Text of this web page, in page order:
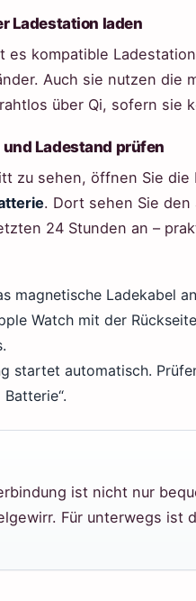
Ladestation laden
es kompatible
Auch sie nutzen die
über Qi, sofern sie
Ladestand prüfen
zu sehen, öffnen Sie
. Dort sehen Sie
24 Stunden an –
magnetische Ladekabel
Watch mit der
startet automatisch.
ist nicht nur
Für unterwegs ist